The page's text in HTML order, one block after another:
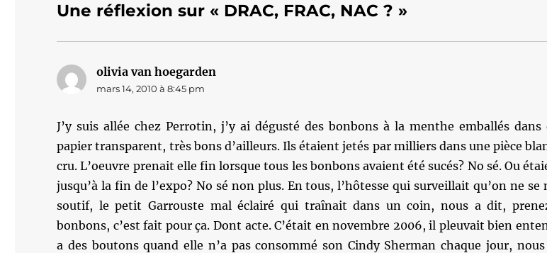
Une réflexion sur « DRAC, FRAC, NAC ? »
olivia van hoegarden
mars 14, 2010 à 8:45 pm
J’y suis allée chez Perrotin, j’y ai dégusté des bonbons à la menthe emballés dans
papier transparent, très bons d’ailleurs. Ils étaient jetés par milliers dans une pièce
cru. L’oeuvre prenait elle fin lorsque tous les bonbons avaient été sucés? No sé. Ou
jusqu’à la fin de l’expo? No sé non plus. En tous, l’hôtesse qui surveillait qu’on ne se
soutif, le petit Garrouste mal éclairé qui traînait dans un coin, nous a dit,
bonbons, c’est fait pour ça. Dont acte. C’était en novembre 2006, il pleuvait bien
a des boutons quand elle n’a pas consommé son Cindy Sherman chaque jour,